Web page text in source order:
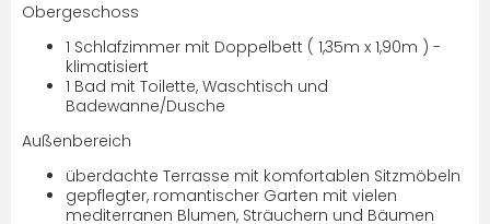
Obergeschoss
1 Schlafzimmer mit Doppelbett ( 1,35m x 1,90m ) -
klimatisiert
1 Bad mit Toilette, Waschtisch und
Badewanne/Dusche
Außenbereich
überdachte Terrasse mit komfortablen Sitzmöbeln
gepflegter, romantischer Garten mit vielen
mediterranen Blumen, Sträuchern und Bäumen